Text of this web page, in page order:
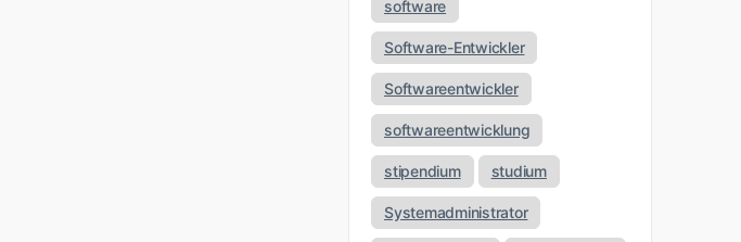
software
Software-Entwickler
Softwareentwickler
softwareentwicklung
stipendium studium
Systemadministrator